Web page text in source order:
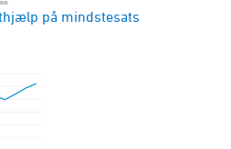
på mindstesats